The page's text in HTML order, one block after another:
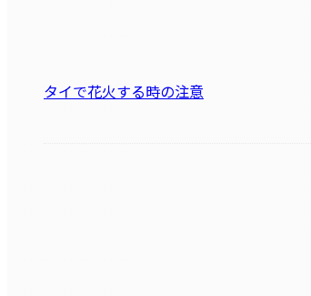
タイで花火する時の注意